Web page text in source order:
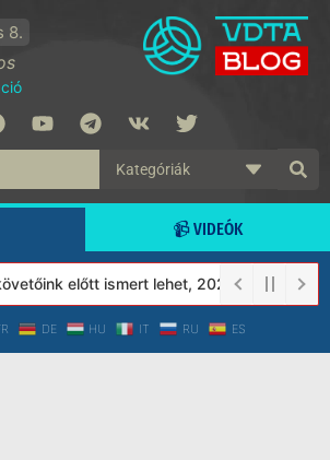
8.
📹 VIDEÓK
előtt ismert lehet, 2023-tól a Védett
DE HU IT RU ES